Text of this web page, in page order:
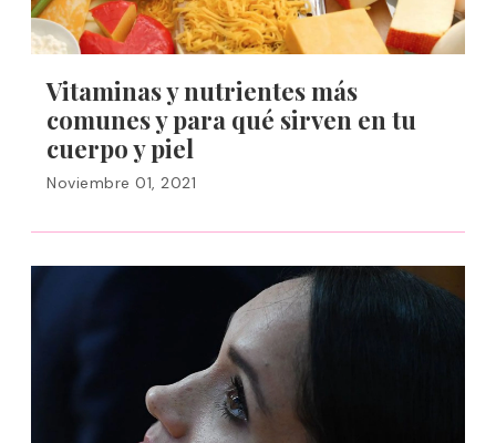
Vitaminas y nutrientes más
comunes y para qué sirven en tu
cuerpo y piel
Noviembre 01, 2021